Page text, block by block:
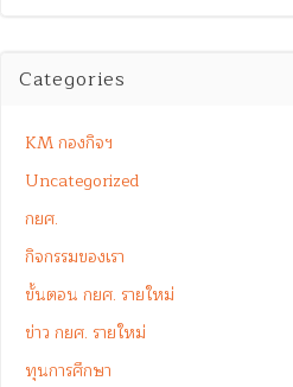
Categories
KM กองกิจฯ
Uncategorized
กยศ.
กิจกรรมของเรา
ขั้นตอน กยศ. รายใหม่
ข่าว กยศ. รายใหม่
ทุนการศึกษา